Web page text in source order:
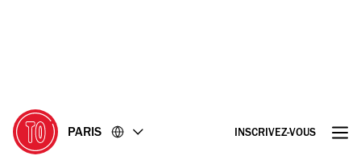
PARIS INSCRIVEZ-VOUS